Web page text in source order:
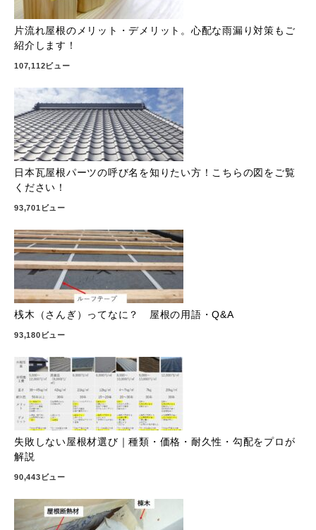
片流れ屋根のメリット・デメリット。心配な雨漏り対策もご
紹介します！
107,112ビュー
日本瓦屋根パーツの呼び名を知りたい方！こちらの図をご覧
ください！
93,701ビュー
桟木（さんぎ）ってなに？ 屋根の用語・Q&A
93,180ビュー
失敗しない屋根材選び｜種類・価格・耐久性・勾配をプロが
解説
90,443ビュー